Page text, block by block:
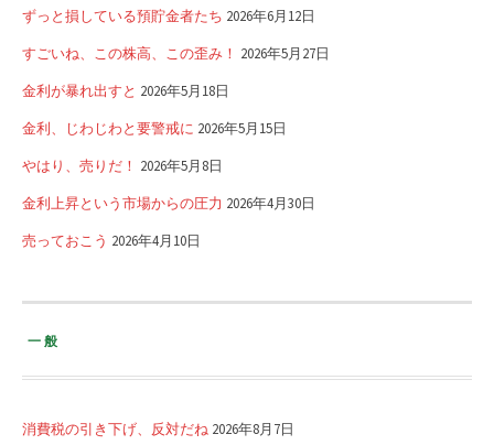
ずっと損している預貯金者たち 2026年6月12日
すごいね、この株高、この歪み！ 2026年5月27日
金利が暴れ出すと 2026年5月18日
金利、じわじわと要警戒に 2026年5月15日
やはり、売りだ！ 2026年5月8日
金利上昇という市場からの圧力 2026年4月30日
売っておこう 2026年4月10日
一般
消費税の引き下げ、反対だね 2026年8月7日